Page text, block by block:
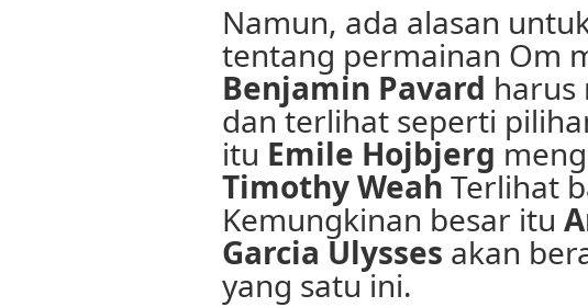
Namun, ada alasan
tentang permainan Om
Benjamin Pavard harus
dan terlihat seperti
itu Emile Hojbjerg
Timothy Weah Terlihat
Kemungkinan besar itu
Garcia Ulysses akan
yang satu ini.